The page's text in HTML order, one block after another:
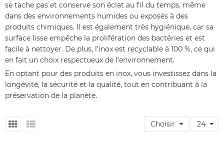
se tache pas et conserve son éclat au fil du temps, même
dans des environnements humides ou exposés à des
produits chimiques. Il est également très hygiénique, car sa
surface lisse empêche la prolifération des bactéries et est
facile à nettoyer. De plus, l'inox est recyclable à 100 %, ce qui
en fait un choix respectueux de l'environnement.
En optant pour des produits en inox, vous investissez dans la
longévité, la sécurité et la qualité, tout en contribuant à la
préservation de la planète.
Choisir 24